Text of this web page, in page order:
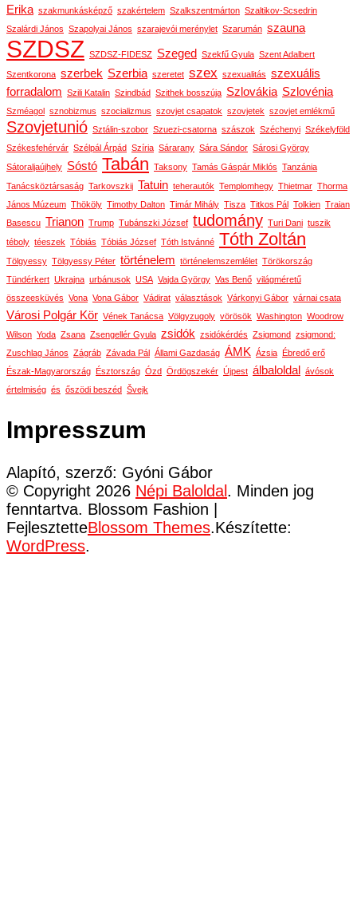
Erika szakmunkásképző szakértelem Szalkszentmárton Szaltikov-Scsedrin
Szalárdi János Szapolyai János szarajevói merénylet Szarumán szauna
SZDSZ SZDSZ-FIDESZ Szeged Szekfű Gyula Szent Adalbert
Szentkorona szerbek Szerbia szeretet szex szexualitás szexuális
forradalom Szili Katalin Szindbád Szithek bosszúja Szlovákia Szlovénia
Szméagol sznobizmus szocializmus szovjet csapatok szovjetek szovjet emlékmű
Szovjetunió Sztálin-szobor Szuezi-csatorna szászok Széchenyi Székelyföld
Székesfehérvár Szélpál Árpád Szíria Sárarany Sára Sándor Sárosi György
Sátoraljaújhely Sóstó Tabán Taksony Tamás Gáspár Miklós Tanzánia
Tanácsköztársaság Tarkovszkij Tatuin teherautók Templomhegy Thietmar Thorma
János Múzeum Thököly Timothy Dalton Timár Mihály Tisza Titkos Pál Tolkien Traian
Basescu Trianon Trump Tubánszki József tudomány Turi Dani tuszik
téboly téeszek Tóbiás Tóbiás József Tóth Istvánné Tóth Zoltán
Tölgyessy Tölgyessy Péter történelem történelemszemlélet Törökország
Tündérkert Ukrajna urbánusok USA Vajda György Vas Benő világméretű
összeesküvés Vona Vona Gábor Vádirat választások Várkonyi Gábor várnai csata
Városi Polgár Kör Vének Tanácsa Völgyzugoly vörösök Washington Woodrow
Wilson Yoda Zsana Zsengellér Gyula zsidók zsidókérdés Zsigmond zsigmond:
Zuschlag János Zágráb Závada Pál Állami Gazdaság ÁMK Ázsia
Ébredő erő
Észak-Magyarország
Észtország Ózd Ördögszekér Újpest álbaloldal
ávósok
értelmiség és őszödi beszéd Švejk
Impresszum
Alapító, szerző: Gyóni Gábor
© Copyright 2026 Népi Baloldal . Minden jog
fenntartva. Blossom Fashion |
FejlesztetteBlossom Themes.Készítette:
WordPress.